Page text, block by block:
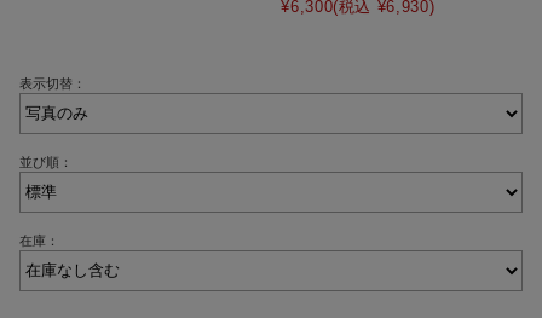
¥6,300(税込 ¥6,930)
表示切替：
並び順：
在庫：